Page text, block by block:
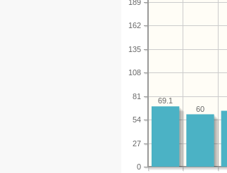
0
27
54
81
108
135
162
189
60
69.1